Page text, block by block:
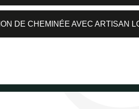
DE CHEMINÉE AVEC ARTISAN